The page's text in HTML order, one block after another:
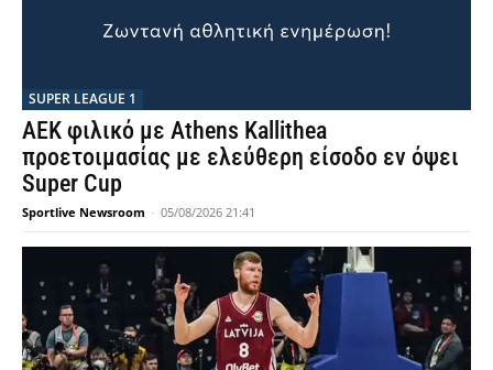
SUPER LEAGUE 1
AEK φιλικό με Athens Kallithea
προετοιμασίας με ελεύθερη είσοδο εν όψει
Super Cup
Sportlive Newsroom - 05/08/2026 21:41